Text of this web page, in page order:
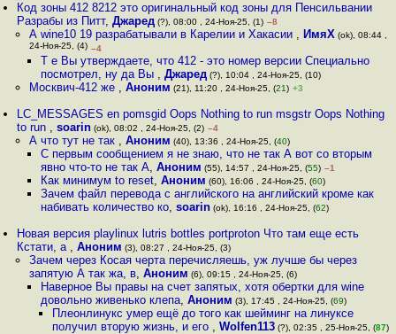
Код зоны 412 8212 это оригинальный код зоны для Пенсильвании
Разрабы из Питт,Джаред (?), 08:00 , 24-Ноя-25, (1) –8
А wine10 19 разрабатывали в Карелии и Хакасии , ИмяХ (ok), 08:44 ,
24-Ноя-25, (4) –4
Т е Вы утверждаете, что 412 - это номер версии Специально
посмотрел, ну да Вы , Джаред(?), 10:04 , 24-Ноя-25, (10)
Москвич-412 же , Аноним (21), 11:20 , 24-Ноя-25, (21) +3
LC_MESSAGES en pomsgid Oops Nothing to run msgstr Oops Nothing
to run ,soarin (ok), 08:02 , 24-Ноя-25, (2) –4
А что тут не так , Аноним (40), 13:36 , 24-Ноя-25, (40)
С первым сообщением я не знаю, что не так А вот со вторым
явно что-то не так А, Аноним (55), 14:57 , 24-Ноя-25, (55) –1
Как минимум to reset, Аноним (60), 16:06 , 24-Ноя-25, (60)
Зачем файл перевода с английского на английский кроме как
набивать количество ко, soarin(ok), 16:16 , 24-Ноя-25, (62)
Новая версия playlinux lutris bottles portproton Что там еще есть
Кстати, а ,Аноним (3), 08:27 , 24-Ноя-25, (3)
Зачем через Косая черта перечисляешь, уж лучше бы через
запятую А так жа, в, Аноним (6), 09:15 , 24-Ноя-25, (6)
Наверное Вы правы на счет запятых, хотя обертки для wine
довольно живенько клепа, Аноним (3), 17:45 , 24-Ноя-25, (69)
Плеонлинукс умер ещё до того как шейминг на линуксе
получил вторую жизнь, и его ,Wolfen113 (?), 02:35 , 25-Ноя-25, (87)